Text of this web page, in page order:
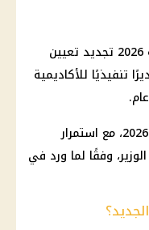
تضمن القرار الجمهوري رقم 280 لسنة 2026 تجديد تعيين
تنفيذيًا للأكاديمية
ويبدأ تطبيق القرار اعتبارًا من 1 يوليو 2026، مع استمرار
وفقًا لما ورد في